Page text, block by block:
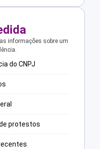
informações sobre um
do CNPJ
protestos